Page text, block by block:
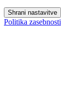
Shrani nastavitve
Politika zasebnosti